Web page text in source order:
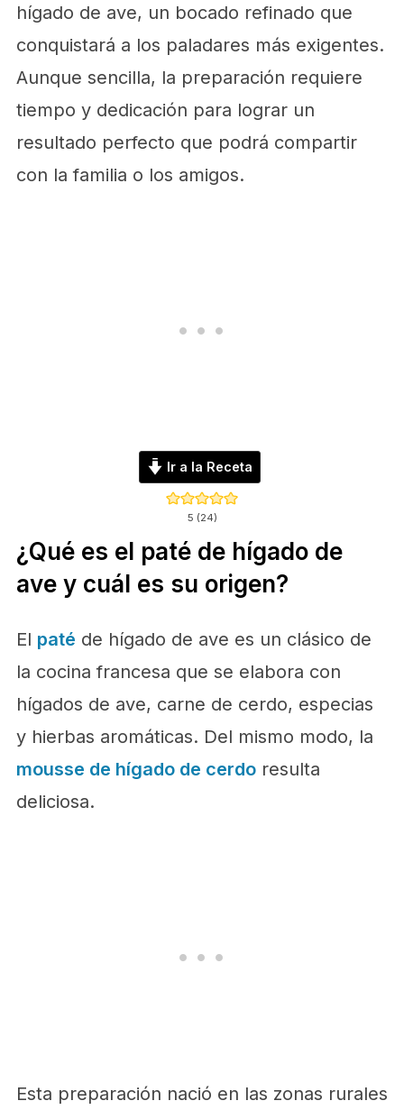
hígado de ave, un bocado refinado que
conquistará a los paladares más exigentes.
Aunque sencilla, la preparación requiere
tiempo y dedicación para lograr un
resultado perfecto que podrá compartir
con la familia o los amigos.
Ir a la Receta
5 (24)
¿Qué es el paté de hígado de
ave y cuál es su origen?
El paté de hígado de ave es un clásico de
la cocina francesa que se elabora con
hígados de ave, carne de cerdo, especias
y hierbas aromáticas. Del mismo modo, la
mousse de hígado de cerdoresulta
deliciosa.
Esta preparación nació en las zonas rurales